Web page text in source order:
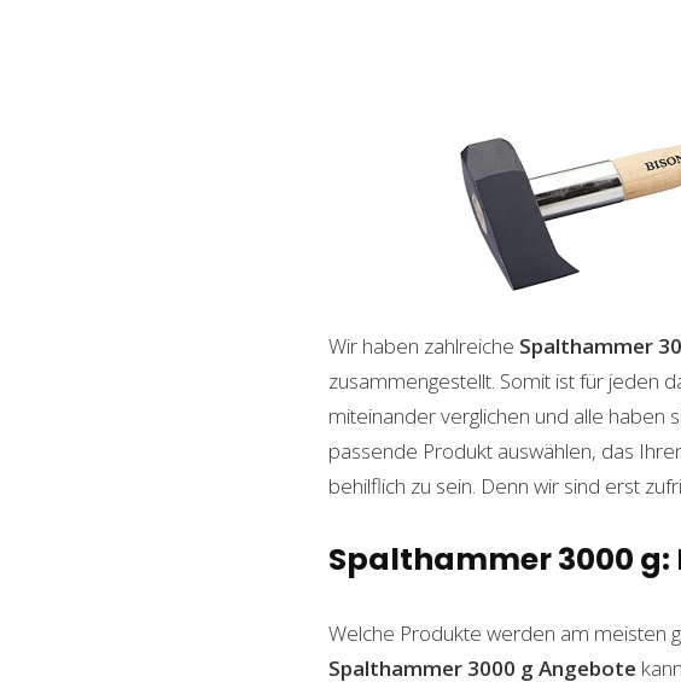
Wir haben zahlreiche Spalthammer
zusammengestellt. Somit ist für jeden
miteinander verglichen und alle haben
passende Produkt auswählen, das
behilflich zu sein. Denn wir sind erst
Spalthammer 3000
Welche Produkte werden am meisten
Spalthammer 3000 g Angebote